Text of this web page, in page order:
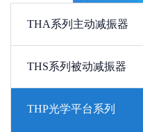
THA系列主动减振器
THS系列被动减振器
THP光学平台系列